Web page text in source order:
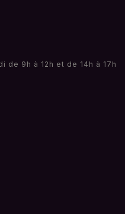
de 9h à 12h et de 14h à 17h